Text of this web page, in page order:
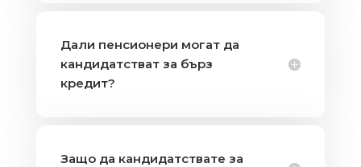
Дали пенсионери могат да
кандидатстват за бърз
кредит?
Защо да кандидатствате за